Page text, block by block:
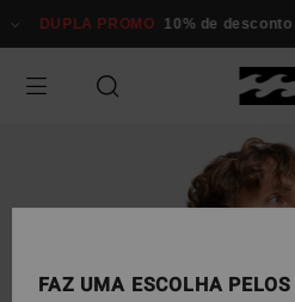
para
informação
DUPLA PROMO 10% de desconto
FAZ UMA ESCOLHA